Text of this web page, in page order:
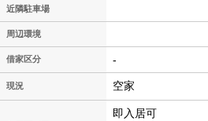
近隣駐車場
周辺環境
借家区分 -
現況 空家
即入居可